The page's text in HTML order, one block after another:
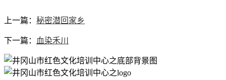
上一篇： 秘密潜回家乡
下一篇： 血染禾川